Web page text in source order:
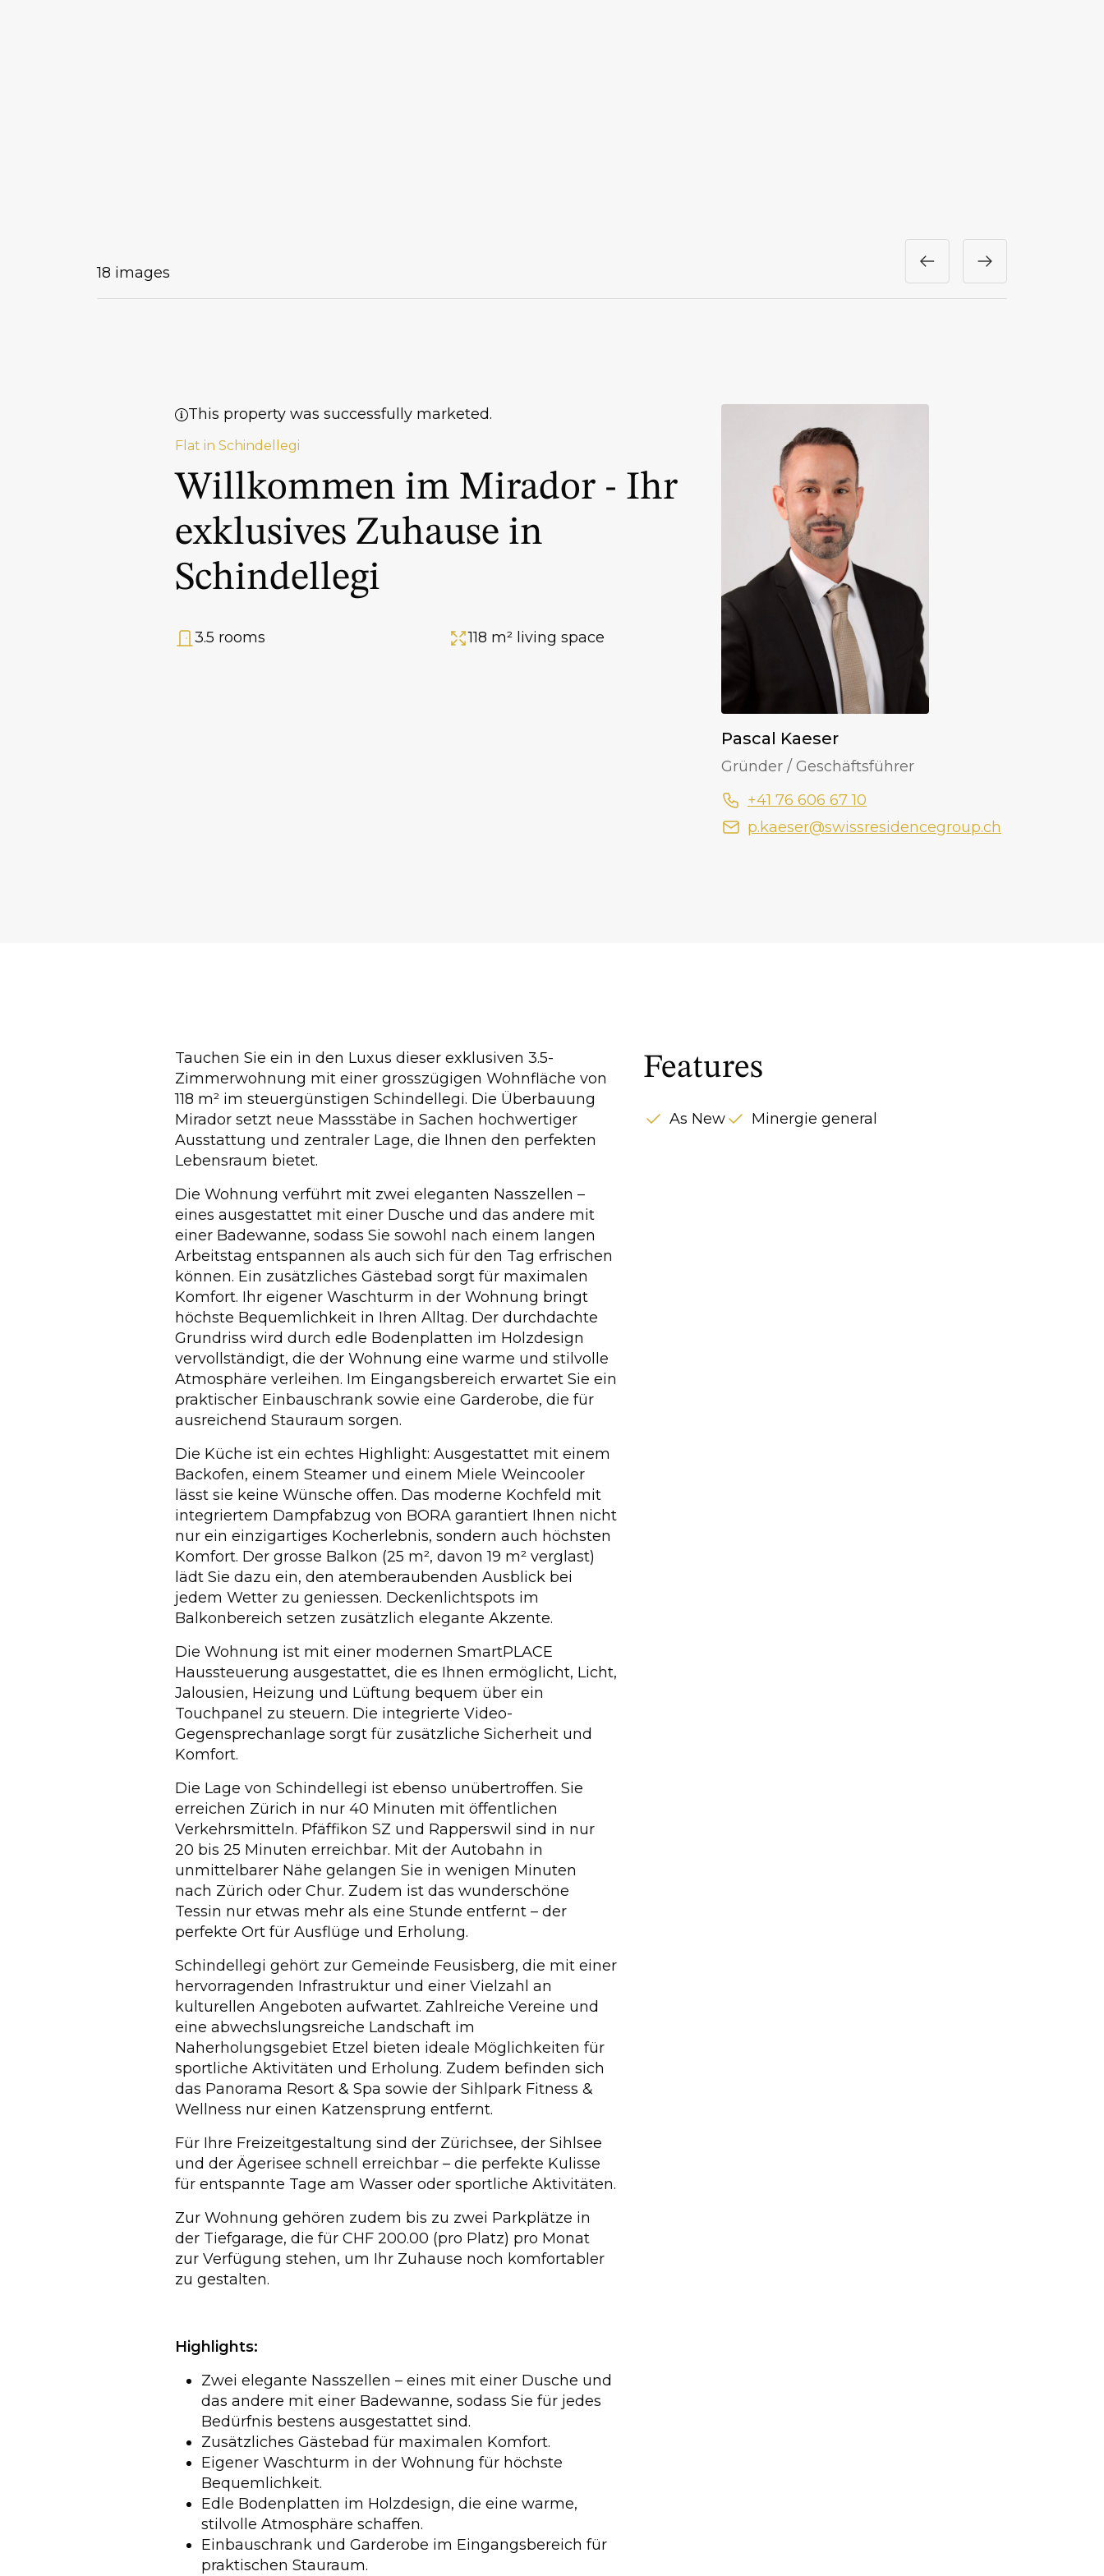
18 images
This property was successfully marketed.
Flat in Schindellegi
Willkommen im Mirador - Ihr
exklusives Zuhause in
Schindellegi
Rooms
3.5 rooms Area118 m² living space
Pascal Kaeser
Gründer / Geschäftsführer
+41 76 606 67 10
p.kaeser@swissresidencegroup.ch
Tauchen Sie ein in den Luxus dieser exklusiven 3.5-
Zimmerwohnung mit einer grosszügigen Wohnfläche von
118 m² im steuergünstigen Schindellegi. Die Überbauung
Mirador setzt neue Massstäbe in Sachen hochwertiger
Ausstattung und zentraler Lage, die Ihnen den perfekten
Lebensraum bietet.
Die Wohnung verführt mit zwei eleganten Nasszellen –
eines ausgestattet mit einer Dusche und das andere mit
einer Badewanne, sodass Sie sowohl nach einem langen
Arbeitstag entspannen als auch sich für den Tag erfrischen
können. Ein zusätzliches Gästebad sorgt für maximalen
Komfort. Ihr eigener Waschturm in der Wohnung bringt
höchste Bequemlichkeit in Ihren Alltag. Der durchdachte
Grundriss wird durch edle Bodenplatten im Holzdesign
vervollständigt, die der Wohnung eine warme und stilvolle
Atmosphäre verleihen. Im Eingangsbereich erwartet Sie ein
praktischer Einbauschrank sowie eine Garderobe, die für
ausreichend Stauraum sorgen.
Die Küche ist ein echtes Highlight: Ausgestattet mit einem
Backofen, einem Steamer und einem Miele Weincooler
lässt sie keine Wünsche offen. Das moderne Kochfeld mit
integriertem Dampfabzug von BORA garantiert Ihnen nicht
nur ein einzigartiges Kocherlebnis, sondern auch höchsten
Komfort. Der grosse Balkon (25 m², davon 19 m² verglast)
lädt Sie dazu ein, den atemberaubenden Ausblick bei
jedem Wetter zu geniessen. Deckenlichtspots im
Balkonbereich setzen zusätzlich elegante Akzente.
Die Wohnung ist mit einer modernen SmartPLACE
Haussteuerung ausgestattet, die es Ihnen ermöglicht, Licht,
Jalousien, Heizung und Lüftung bequem über ein
Touchpanel zu steuern. Die integrierte Video-
Gegensprechanlage sorgt für zusätzliche Sicherheit und
Komfort.
Die Lage von Schindellegi ist ebenso unübertroffen. Sie
erreichen Zürich in nur 40 Minuten mit öffentlichen
Verkehrsmitteln. Pfäffikon SZ und Rapperswil sind in nur
20 bis 25 Minuten erreichbar. Mit der Autobahn in
unmittelbarer Nähe gelangen Sie in wenigen Minuten
nach Zürich oder Chur. Zudem ist das wunderschöne
Tessin nur etwas mehr als eine Stunde entfernt – der
perfekte Ort für Ausflüge und Erholung.
Schindellegi gehört zur Gemeinde Feusisberg, die mit einer
hervorragenden Infrastruktur und einer Vielzahl an
kulturellen Angeboten aufwartet. Zahlreiche Vereine und
eine abwechslungsreiche Landschaft im
Naherholungsgebiet Etzel bieten ideale Möglichkeiten für
sportliche Aktivitäten und Erholung. Zudem befinden sich
das Panorama Resort & Spa sowie der Sihlpark Fitness &
Wellness nur einen Katzensprung entfernt.
Für Ihre Freizeitgestaltung sind der Zürichsee, der Sihlsee
und der Ägerisee schnell erreichbar – die perfekte Kulisse
für entspannte Tage am Wasser oder sportliche Aktivitäten.
Zur Wohnung gehören zudem bis zu zwei Parkplätze in
der Tiefgarage, die für CHF 200.00 (pro Platz) pro Monat
zur Verfügung stehen, um Ihr Zuhause noch komfortabler
zu gestalten.
Highlights:
Zwei elegante Nasszellen – eines mit einer Dusche und
das andere mit einer Badewanne, sodass Sie für jedes
Bedürfnis bestens ausgestattet sind.
Zusätzliches Gästebad für maximalen Komfort.
Eigener Waschturm in der Wohnung für höchste
Bequemlichkeit.
Edle Bodenplatten im Holzdesign, die eine warme,
stilvolle Atmosphäre schaffen.
Einbauschrank und Garderobe im Eingangsbereich für
praktischen Stauraum.
Features
As New Minergie general